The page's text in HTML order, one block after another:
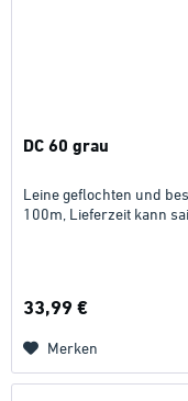
DC 60 grau
Leine geflochten und
100m, Lieferzeit kann
33,99 €
Merken